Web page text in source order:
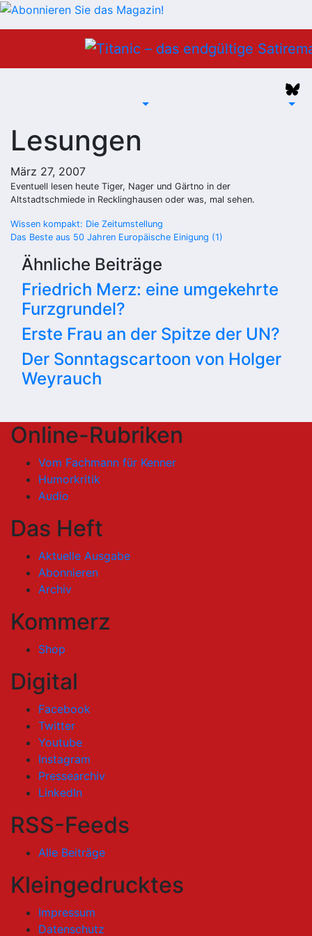
Lesungen
März 27, 2007
Eventuell lesen heute Tiger, Nager und Gärtno in der
Altstadtschmiede in Recklinghausen oder was, mal sehen.
Beitragsnavigation
Wissen kompakt: Die Zeitumstellung
Das Beste aus 50 Jahren Europäische Einigung (1)
Ähnliche Beiträge
Friedrich Merz: eine umgekehrte
Furzgrundel?
Erste Frau an der Spitze der UN?
Der Sonntagscartoon von Holger
Weyrauch
Online-Rubriken
Vom Fachmann für Kenner
Humorkritik
Audio
Das Heft
Aktuelle Ausgabe
Abonnieren
Archiv
Kommerz
Shop
Digital
Facebook
Twitter
Youtube
Instagram
Pressearchiv
LinkedIn
RSS-Feeds
Alle Beiträge
Kleingedrucktes
Impressum
Datenschutz